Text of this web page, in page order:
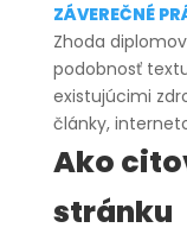
ZÁVEREČNÉ
Zhoda
podobnosť
existujúcimi
články,
Ako
stránku